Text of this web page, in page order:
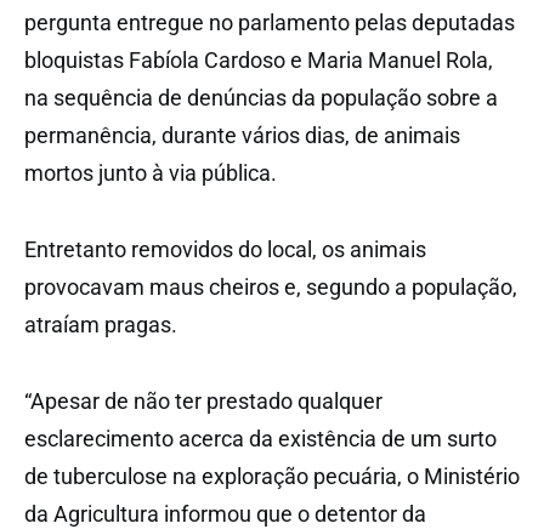
pergunta entregue no parlamento pelas deputadas
bloquistas Fabíola Cardoso e Maria Manuel Rola,
na sequência de denúncias da população sobre a
permanência, durante vários dias, de animais
mortos junto à via pública.
Entretanto removidos do local, os animais
provocavam maus cheiros e, segundo a população,
atraíam pragas.
“Apesar de não ter prestado qualquer
esclarecimento acerca da existência de um surto
de tuberculose na exploração pecuária, o Ministério
da Agricultura informou que o detentor da